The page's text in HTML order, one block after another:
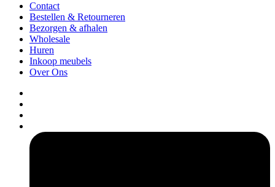
Contact
Bestellen & Retourneren
Bezorgen & afhalen
Wholesale
Huren
Inkoop meubels
Over Ons